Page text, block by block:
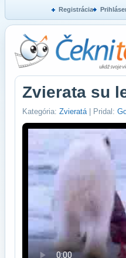
Registrácia
Zvierata su
Kategória: Zvieratá | Pridal: